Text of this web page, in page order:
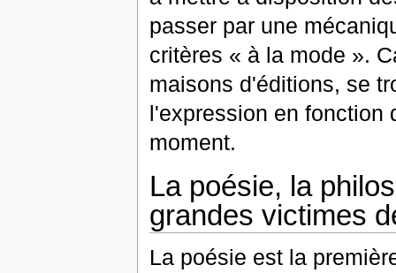
passer par une
critères « à la mode ».
maisons d'éditions, se
l'expression en fonction
moment.
La poésie, la
grandes victimes
La poésie est la